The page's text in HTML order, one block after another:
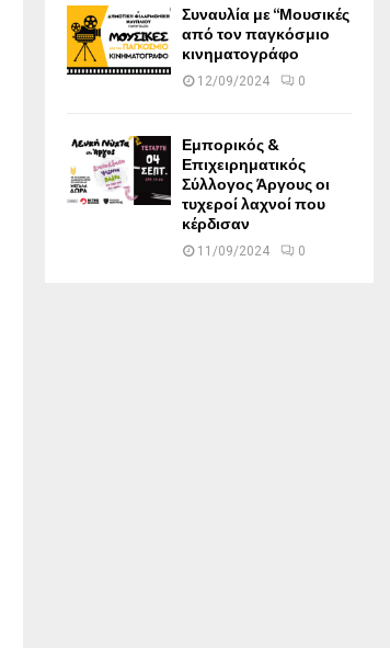
Συναυλία με “Μουσικές
από τον παγκόσμιο
κινηματογράφο
12/09/2024 0
Εμπορικός &
Επιχειρηματικός
Σύλλογος Άργους οι
τυχεροί λαχνοί που
κέρδισαν
11/09/2024 0